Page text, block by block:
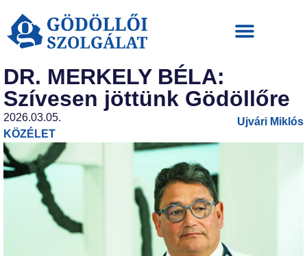
DR. MERKELY BÉLA:
Szívesen jöttünk Gödöllőre
2026.03.05.
KÖZÉLET
Ujvári Miklós